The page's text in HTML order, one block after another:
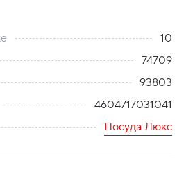
10
74709
93803
4604717031041
Посуда Люкс